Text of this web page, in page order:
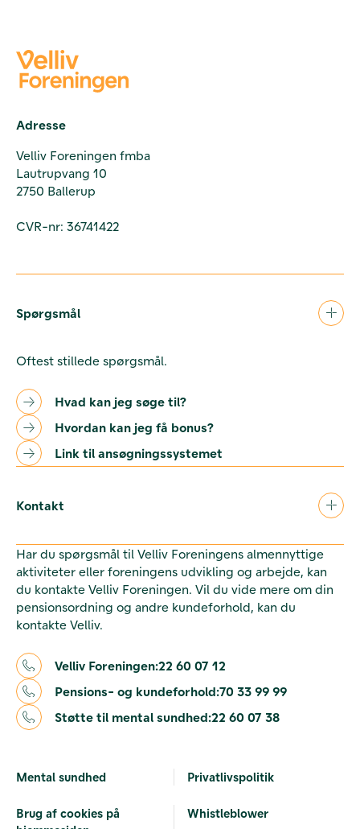
Adresse
Velliv Foreningen fmba
Lautrupvang 10
2750 Ballerup
CVR-nr: 36741422
Spørgsmål
Oftest stillede spørgsmål.
Hvad kan jeg søge til?
Hvordan kan jeg få bonus?
Link til ansøgningssystemet
Kontakt
Har du spørgsmål til Velliv Foreningens almennyttige
aktiviteter eller foreningens udvikling og arbejde, kan
du kontakte Velliv Foreningen. Vil du vide mere om din
pensionsordning og andre kundeforhold, kan du
kontakte Velliv.
Velliv Foreningen:22 60 07 12
Pensions- og kundeforhold:70 33 99 99
Støtte til mental sundhed:22 60 07 38
Mental sundhed Privatlivspolitik
Brug af cookies på
Whistleblower